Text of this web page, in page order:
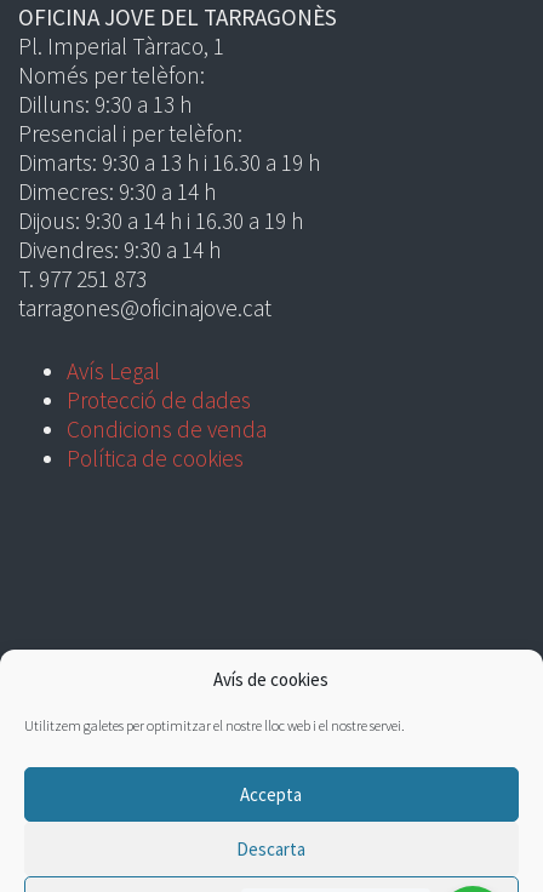
Avís de cookies
Utilitzem galetes per optimitzar el nostre lloc web i el nostre servei.
Accepta
Descarta
OFICINA JOVE DEL TARRAGONÈS
Pl. Imperial Tàrraco, 1
Només per telèfon:
Dilluns: 9:30 a 13 h
Presencial i per telèfon:
Dimarts: 9:30 a 13 h i 16.30 a 19 h
Dimecres: 9:30 a 14 h
Dijous: 9:30 a 14 h i 16.30 a 19 h
Divendres: 9:30 a 14 h
T. 977 251 873
tarragones@oficinajove.cat
Avís Legal
Protecció de dades
Condicions de venda
Política de cookies